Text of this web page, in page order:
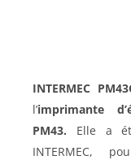
INTERMEC
l’imprimante
PM43. Elle a
INTERMEC,